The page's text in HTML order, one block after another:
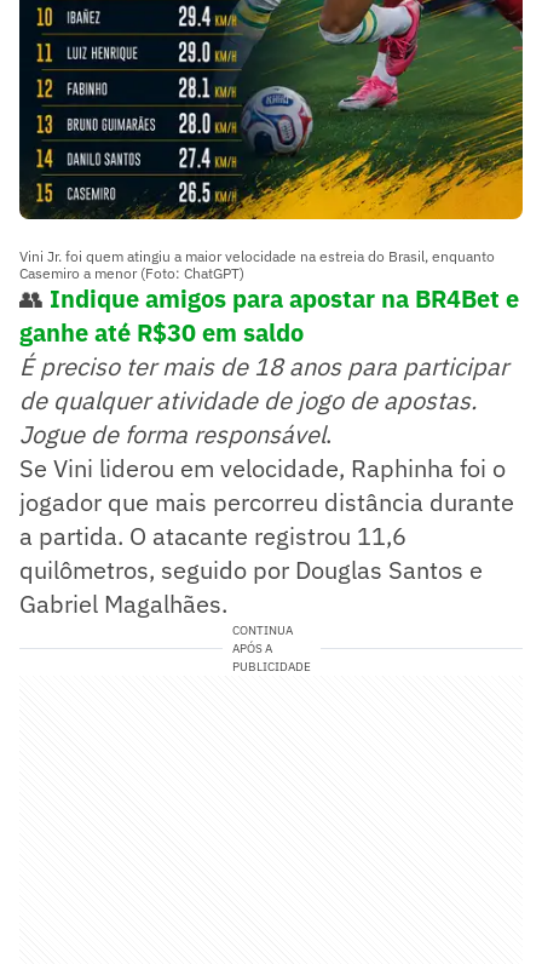
Vini Jr. foi quem atingiu a maior velocidade na estreia do Brasil, enquanto
Casemiro a menor (Foto: ChatGPT)
👥 Indique amigos para apostar na BR4Bet e
ganhe até R$30 em saldo
É preciso ter mais de 18 anos para participar
de qualquer atividade de jogo de apostas.
Jogue de forma responsável.
Se Vini liderou em velocidade, Raphinha foi o
jogador que mais percorreu distância durante
a partida. O atacante registrou 11,6
quilômetros, seguido por Douglas Santos e
Gabriel Magalhães.
CONTINUA
APÓS A
PUBLICIDADE